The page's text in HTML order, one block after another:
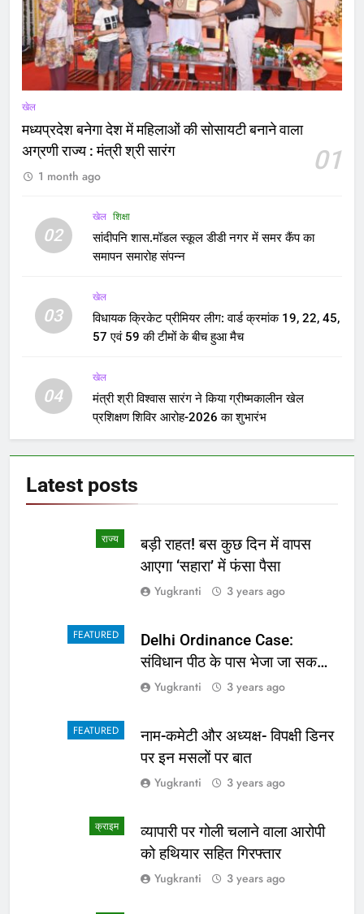
खेल
मध्यप्रदेश बनेगा देश में महिलाओं की सोसायटी बनाने वाला
अग्रणी राज्य : मंत्री श्री सारंग
01
1 month ago
02
खेल शिक्षा
सांदीपनि शास.मॉडल स्कूल डीडी नगर में समर कैंप का
समापन समारोह संपन्न
03
खेल
विधायक क्रिकेट प्रीमियर लीग: वार्ड क्रमांक 19, 22, 45,
57 एवं 59 की टीमों के बीच हुआ मैच
04
खेल
मंत्री श्री विश्वास सारंग ने किया ग्रीष्मकालीन खेल
प्रशिक्षण शिविर आरोह-2026 का शुभारंभ
Latest posts
राज्य
बड़ी राहत! बस कुछ दिन में वापस
आएगा ‘सहारा’ में फंसा पैसा
Yugkranti 3 years ago
FEATURED
Delhi Ordinance Case:
संविधान पीठ के पास भेजा जा सकता
है अध्यादेश का मामला
Yugkranti 3 years ago
FEATURED
नाम-कमेटी और अध्यक्ष- विपक्षी डिनर
पर इन मसलों पर बात
Yugkranti 3 years ago
क्राइम
व्यापारी पर गोली चलाने वाला आरोपी
को हथियार सहित गिरफ्तार
Yugkranti 3 years ago